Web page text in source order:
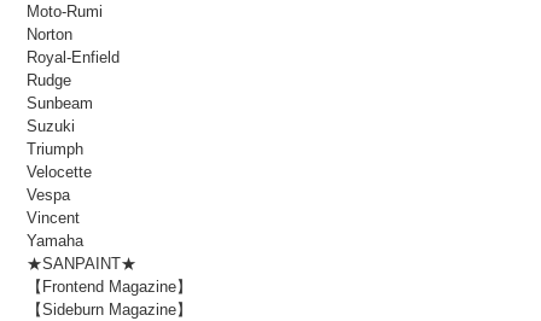
Moto-Rumi
Norton
Royal-Enfield
Rudge
Sunbeam
Suzuki
Triumph
Velocette
Vespa
Vincent
Yamaha
★SANPAINT★
【Frontend Magazine】
【Sideburn Magazine】